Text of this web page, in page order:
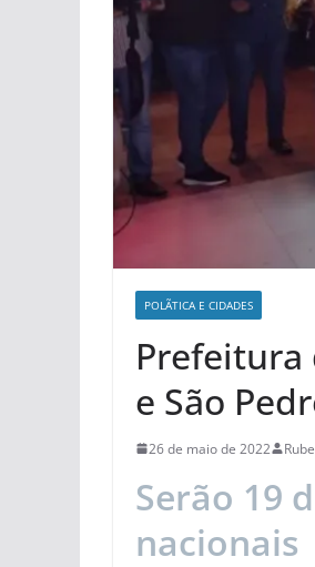
POLÃ­TICA E CIDADES
Prefeitura
e São
26 de maio de 2022
Serão 19
nacionais